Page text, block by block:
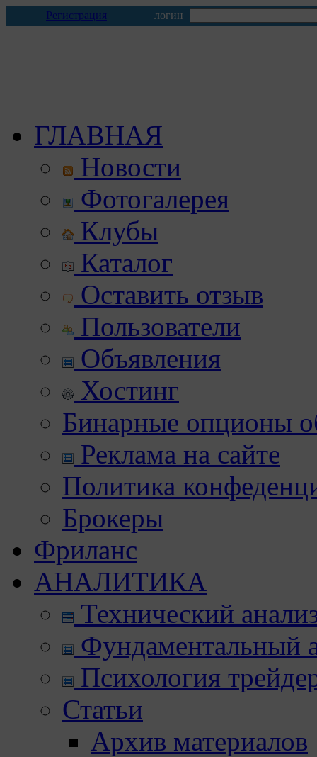
Регистрация логин
ГЛАВНАЯ
Новости
Фотогалерея
Клубы
Каталог
Оставить отзыв
Пользователи
Объявления
Хостинг
Бинарные опционы
Реклама на сайте
Политика
Брокеры
Фриланс
АНАЛИТИКА
Технический
Фундаментальный
Психология
Статьи
Архив материалов